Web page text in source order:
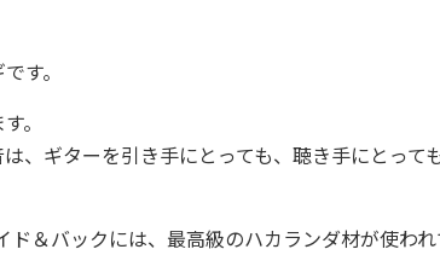
す。
。
、ギターを引き手にとっても、聴き手にとって
ド＆バックには、最高級のハカランダ材が使われ